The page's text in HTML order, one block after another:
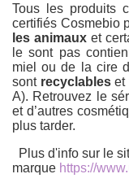
Tous les produits
certifiés Cosmebio
les animauxet
le sont pas
miel ou de la cire
sont recyclableset
A). Retrouvez le
et d’autres
plus tarder.
Plus d'info sur le
marque https://